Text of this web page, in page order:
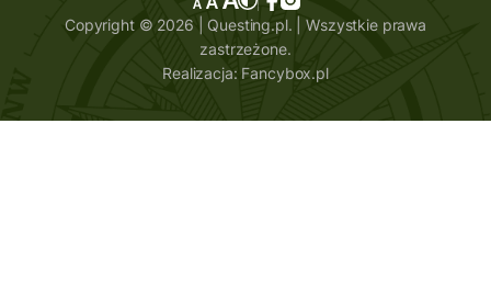
Copyright © 2026 | Questing.pl. | Wszystkie prawa
zastrzeżone.
Realizacja: Fancybox.pl